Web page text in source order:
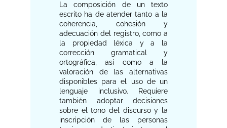
La composición de un texto
escrito ha de atender tanto a la
coherencia, cohesión y
adecuación del registro, como a
la propiedad léxica y a la
corrección gramatical y
ortográfica, así como a la
valoración de las alternativas
disponibles para el uso de un
lenguaje inclusivo. Requiere
también adoptar decisiones
sobre el tono del discurso y la
inscripción de las personas